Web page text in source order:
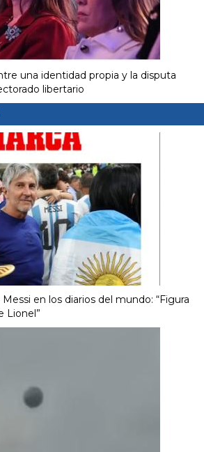
una identidad propia y la disputa
libertario
en los diarios del mundo: “Figura
Lionel”